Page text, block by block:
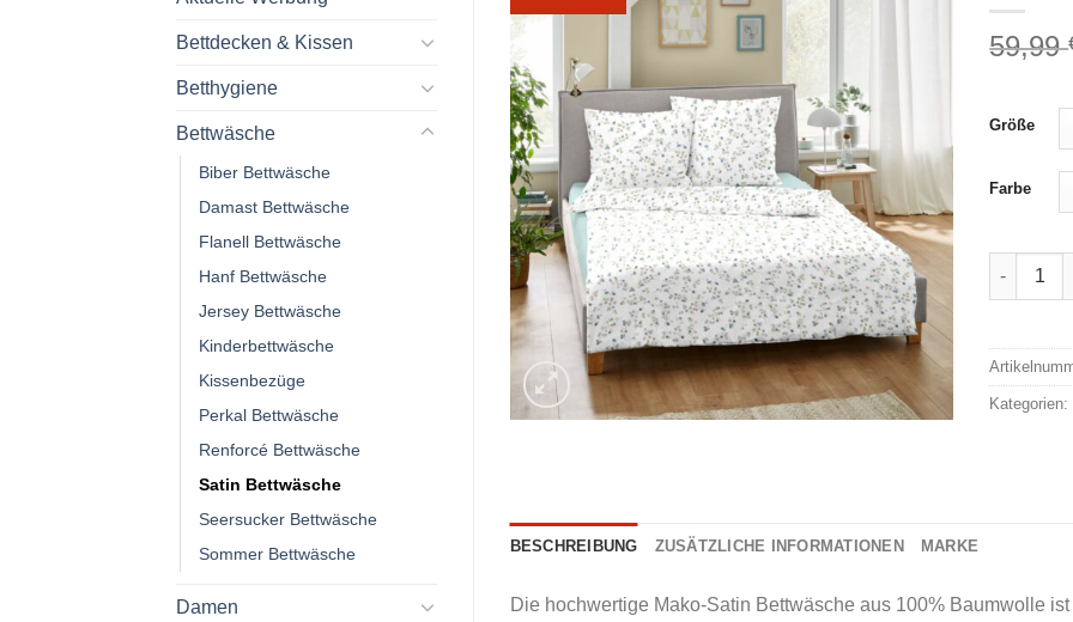
Bettdecken & Kissen
Betthygiene
Bettwäsche
Biber Bettwäsche
Damast Bettwäsche
Flanell Bettwäsche
Hanf Bettwäsche
Jersey Bettwäsche
Kinderbettwäsche
Kissenbezüge
Perkal Bettwäsche
Renforcé Bettwäsche
Satin Bettwäsche
Seersucker Bettwäsche
Sommer Bettwäsche
Damen
59,99
Größe
Farbe
Kategorien:
BESCHREIBUNG ZUSÄTZLICHE INFORMATIONEN MARKE
Die hochwertige Mako-Satin Bettwäsche aus 100% Baumwolle